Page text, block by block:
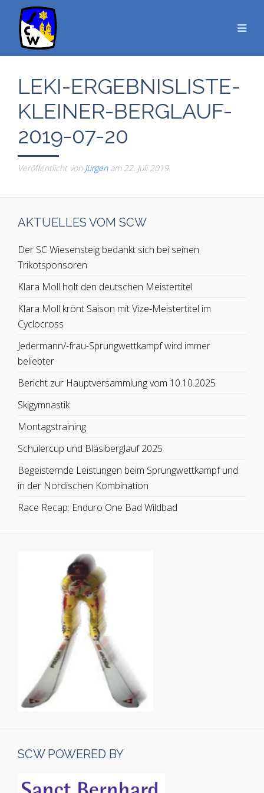
LEKI-ERGEBNISLISTE-
KLEINER-BERGLAUF-
2019-07-20
Veröffentlicht von Jürgenam 22. Juli 2019.
AKTUELLES VOM SCW
Der SC Wiesensteig bedankt sich bei seinen
Trikotsponsoren
Klara Moll holt den deutschen Meistertitel
Klara Moll krönt Saison mit Vize-Meistertitel im
Cyclocross
Jedermann/-frau-Sprungwettkampf wird immer
beliebter
Bericht zur Hauptversammlung vom 10.10.2025
Skigymnastik
Montagstraining
Schülercup und Bläsiberglauf 2025
Begeisternde Leistungen beim Sprungwettkampf und
in der Nordischen Kombination
Race Recap: Enduro One Bad Wildbad
SCW POWERED BY